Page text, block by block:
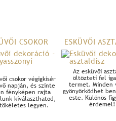
CSOKOR
csokor végigkísér
napján, és szinte
fényképen rajta
kiválaszthatod,
legyen.
ESKÜVŐI
Az esküvői
öltözteti fel
termet. Minden
gyönyörködhet
este. Különös
érdemel!